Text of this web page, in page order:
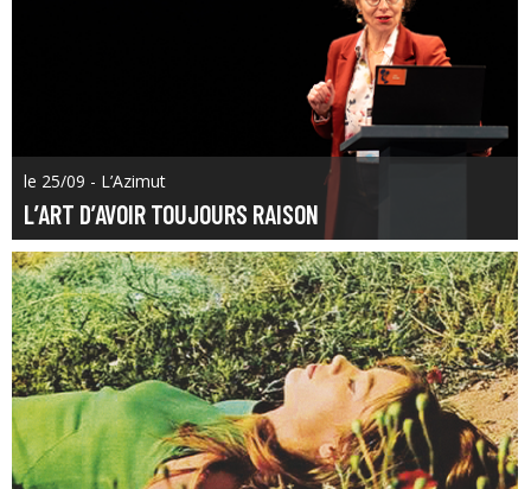
le 25/09 - L’Azimut
L’ART D’AVOIR TOUJOURS RAISON